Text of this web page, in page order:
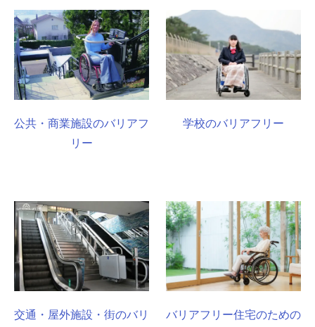
公共・商業施設のバリアフ
リー
学校のバリアフリー
交通・屋外施設・街のバリ
バリアフリー住宅のための